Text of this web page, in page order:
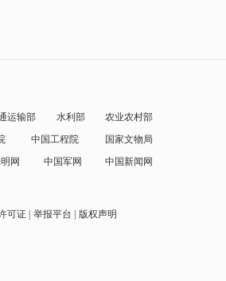
运输部 水利部
农业农村部
中国工程院
国家文物局
网 中国军网
中国新闻网
可证 举报平台
版权声明